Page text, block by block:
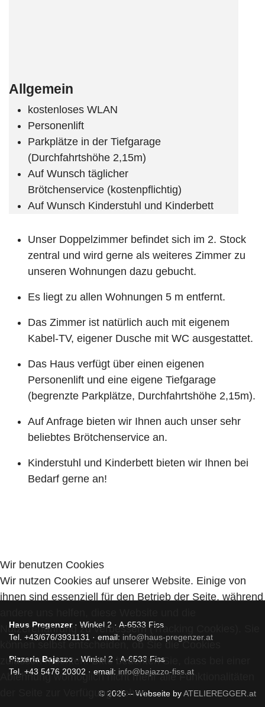
Allgemein
kostenloses WLAN
Personenlift
Parkplätze in der Tiefgarage
(Durchfahrtshöhe 2,15m)
Auf Wunsch täglicher
Brötchenservice (kostenpflichtig)
Auf Wunsch Kinderstuhl und Kinderbett
Unser Doppelzimmer befindet sich im 2. Stock
zentral und wird gerne als weiteres Zimmer zu
unseren Wohnungen dazu gebucht.
Es liegt zu allen Wohnungen 5 m entfernt.
Das Zimmer ist natürlich auch mit eigenem
Kabel-TV, eigener Dusche mit WC ausgestattet.
Das Haus verfügt über einen eigenen
Personenlift und eine eigene Tiefgarage
(begrenzte Parkplätze, Durchfahrtshöhe 2,15m).
Auf Anfrage bieten wir Ihnen auch unser sehr
beliebtes Brötchenservice an.
Kinderstuhl und Kinderbett bieten wir Ihnen bei
Bedarf gerne an!
Haus Pregenzer · Winkel 2 · A-6533 Fiss
Tel. +43/676/3931131 · email: info@haus-pregenzer.at
Pizzeria Bajazzo · Winkel 2 · A-6533 Fiss
Tel. +43 5476 20302 · email: info@bajazzo-fiss.at
© 2026 – Webseite byATELIEREGGER.at
Wir benutzen Cookies
Wir nutzen Cookies auf unserer Website. Einige von
ihnen sind essenziell für den Betrieb der Seite, während
Nutzererfahrung zu verbessern (Tracking Cookies). Sie
können selbst entscheiden, ob Sie die Cookies
zulassen möchten. Bitte beachten Sie, dass bei einer
Ablehnung womöglich nicht mehr alle Funktionalitäten
der Seite zur Verfügung stehen.